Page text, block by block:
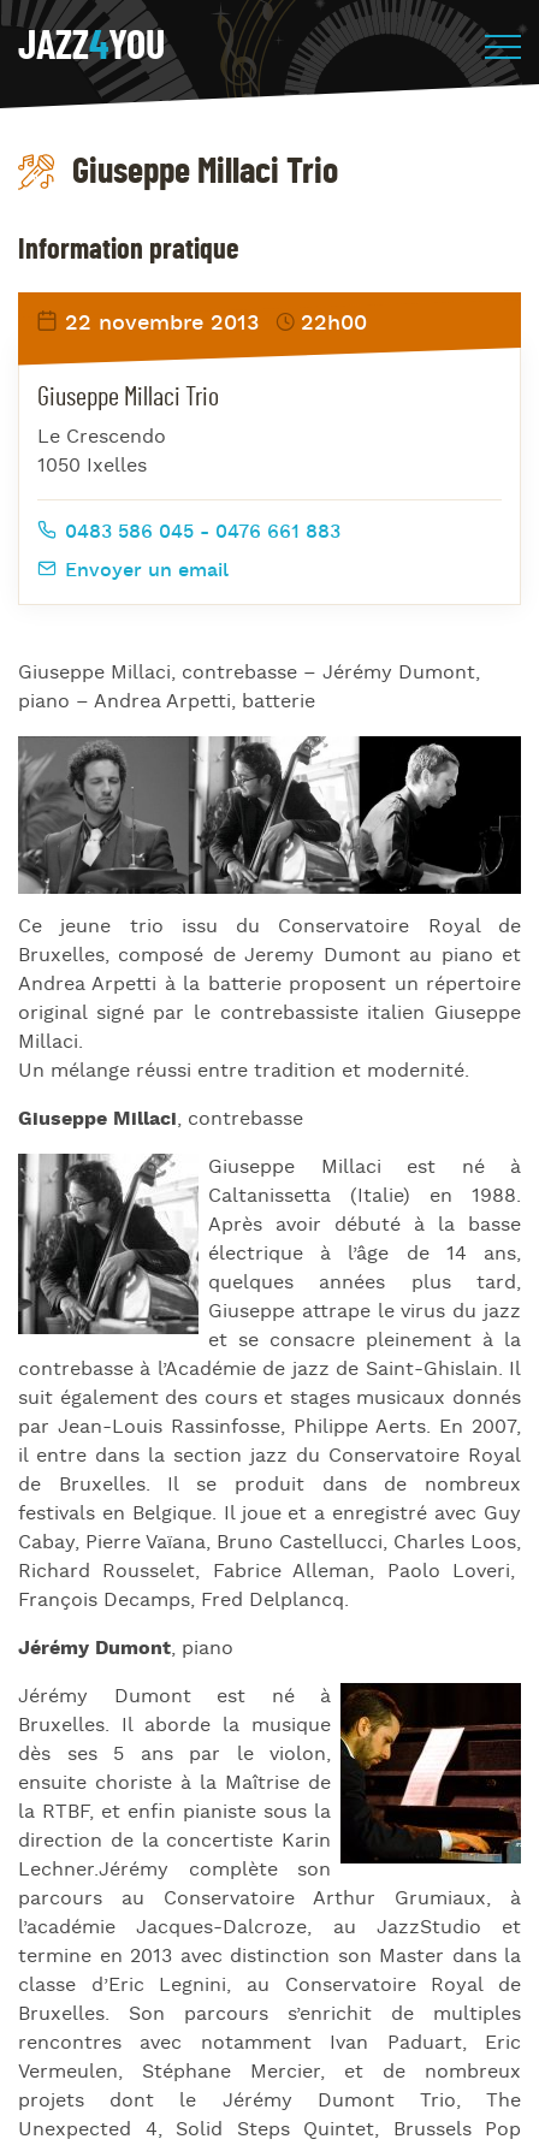
JAZZ4YOU
Giuseppe Millaci Trio
Giuseppe Millaci, contrebasse – Jérémy Dumont,
piano – Andrea Arpetti, batterie
Ce jeune trio issu du Conservatoire Royal de
Bruxelles, composé de Jeremy Dumont au piano et
Andrea Arpetti à la batterie proposent un répertoire
original signé par le contrebassiste italien Giuseppe
Millaci.
Un mélange réussi entre tradition et modernité.
Giuseppe Millaci, contrebasse
Giuseppe Millaci est né à
Caltanissetta (Italie) en 1988.
Après avoir débuté à la basse
électrique à l’âge de 14 ans,
quelques années plus tard,
Giuseppe attrape le virus du jazz
et se consacre pleinement à la
contrebasse à l’Académie de jazz de Saint-Ghislain. Il
suit également des cours et stages musicaux donnés
par Jean-Louis Rassinfosse, Philippe Aerts. En 2007,
il entre dans la section jazz du Conservatoire Royal
de Bruxelles. Il se produit dans de nombreux
festivals en Belgique. Il joue et a enregistré avec Guy
Cabay, Pierre Vaïana, Bruno Castellucci, Charles Loos,
Richard Rousselet, Fabrice Alleman, Paolo Loveri,
François Decamps, Fred Delplancq.
Jérémy Dumont, piano
Jérémy Dumont est né à
Bruxelles. Il aborde la musique
dès ses 5 ans par le violon,
ensuite choriste à la Maîtrise de
la RTBF, et enfin pianiste sous la
direction de la concertiste Karin
Lechner.Jérémy complète son
parcours au Conservatoire Arthur Grumiaux, à
l’académie Jacques-Dalcroze, au JazzStudio et
termine en 2013 avec distinction son Master dans la
classe d’Eric Legnini, au Conservatoire Royal de
Bruxelles. Son parcours s’enrichit de multiples
rencontres avec notamment Ivan Paduart, Eric
Vermeulen, Stéphane Mercier, et de nombreux
projets dont le Jérémy Dumont Trio, The
Unexpected 4, Solid Steps Quintet, Brussels Pop
Information pratique
22 novembre 2013 22h00
Giuseppe Millaci Trio
Le Crescendo
1050 Ixelles
0483 586 045 - 0476 661 883
Envoyer un email